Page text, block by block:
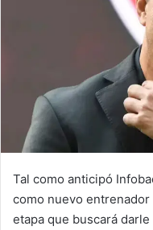
Tal como anticipó
como nuevo
etapa que buscará